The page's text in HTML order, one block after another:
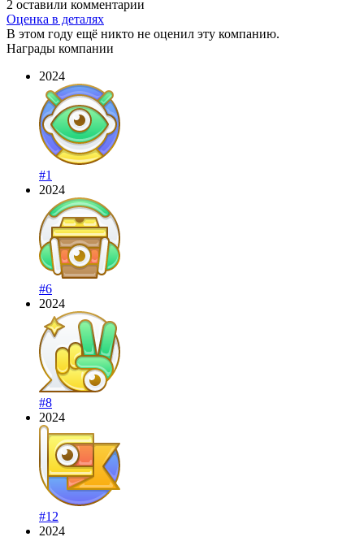
2 оставили комментарии
Оценка в деталях
В этом году ещё никто не оценил эту компанию.
Награды компании
2024
#1
2024
#6
2024
#8
2024
#12
2024